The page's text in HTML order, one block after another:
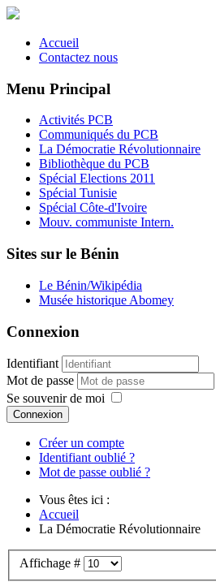
Accueil
Contactez nous
Menu Principal
Activités PCB
Communiqués du PCB
La Démocratie Révolutionnaire
Bibliothèque du PCB
Spécial Elections 2011
Spécial Tunisie
Spécial Côte-d'Ivoire
Mouv. communiste Intern.
Sites sur le Bénin
Le Bénin/Wikipédia
Musée historique Abomey
Connexion
Identifiant
Mot de passe
Se souvenir de moi
Connexion
Créer un compte
Identifiant oublié ?
Mot de passe oublié ?
Vous êtes ici :
Accueil
La Démocratie Révolutionnaire
Affichage #